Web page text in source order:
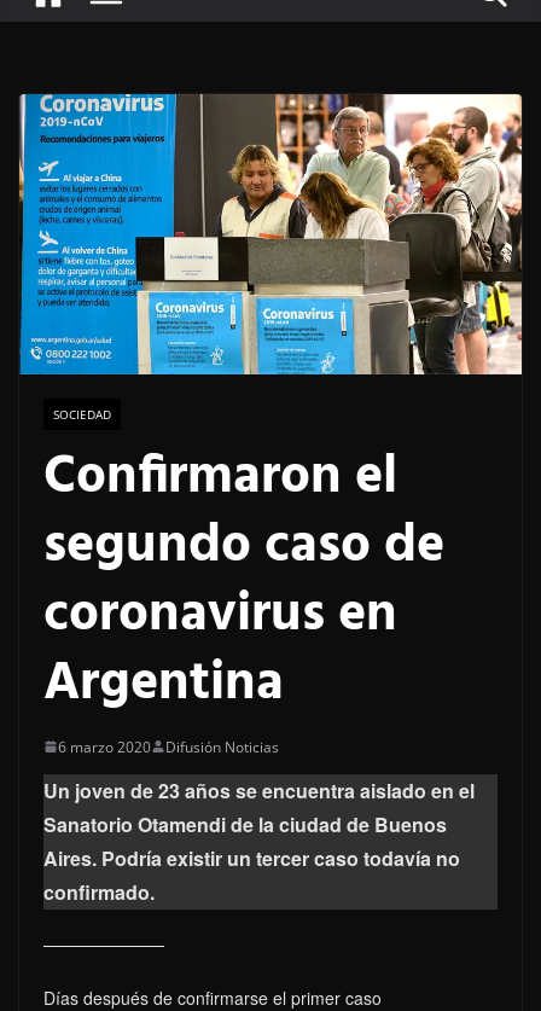
SOCIEDAD
Confirmaron el
segundo caso de
coronavirus en
Argentina
6 marzo 2020 Difusión Noticias
Un joven de 23 años se encuentra aislado en el
Sanatorio Otamendi de la ciudad de Buenos
Aires. Podría existir un tercer caso todavía no
confirmado.
Días después de confirmarse el primer caso